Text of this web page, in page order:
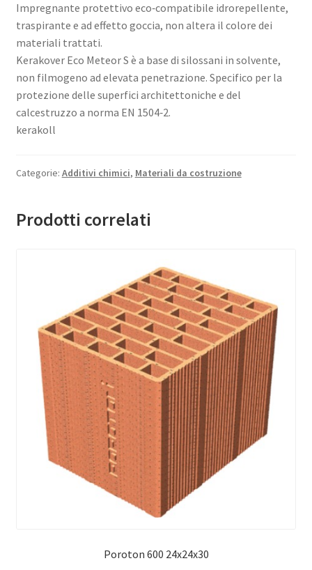
Impregnante protettivo eco‑compatibile idrorepellente,
traspirante e ad effetto goccia, non altera il colore dei
materiali trattati.
Kerakover Eco Meteor S è a base di silossani in solvente,
non filmogeno ad elevata penetrazione. Specifico per la
protezione delle superfici architettoniche e del
calcestruzzo a norma EN 1504‑2.
kerakoll
Categorie: Additivi chimici, Materiali da costruzione
Prodotti correlati
Poroton 600 24x24x30